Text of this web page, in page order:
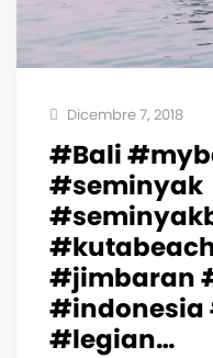
Dicembre 7, 2018
#Bali
#seminyak
#jimbaran
#indonesia
#legian…